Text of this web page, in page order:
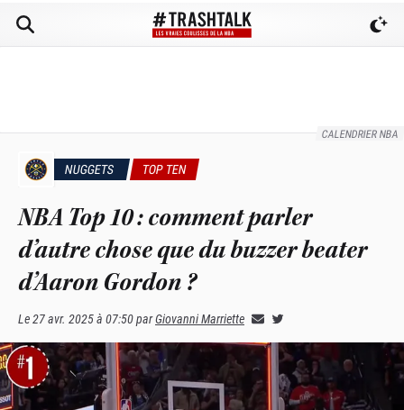
CALENDRIER NBA
NUGGETS TOP TEN
NBA Top 10 : comment parler
d’autre chose que du buzzer beater
d’Aaron Gordon ?
Le27 avr. 2025 à 07:50parGiovanni Marriette